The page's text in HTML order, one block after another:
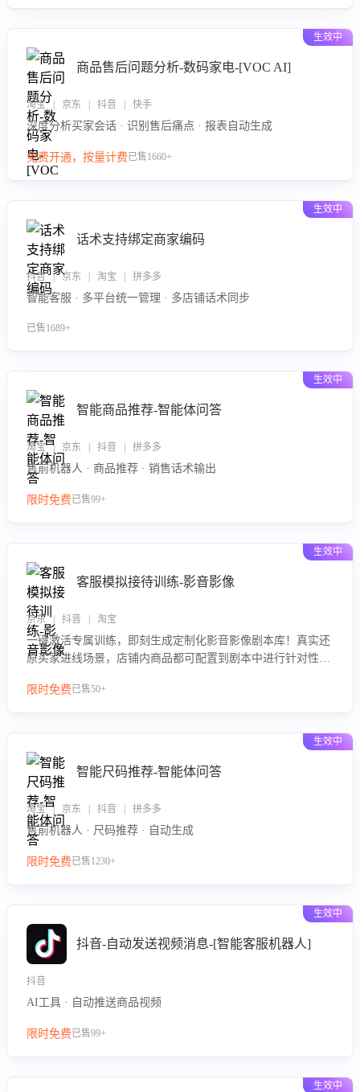
生效中
商品售后问题分析-数码家电-[VOC AI]
淘宝 | 京东 | 抖音 | 快手
深度分析买家会话 · 识别售后痛点 · 报表自动生成
免费开通，按量计费已售1660+
生效中
话术支持绑定商家编码
抖音 | 京东 | 淘宝 | 拼多多
智能客服 · 多平台统一管理 · 多店铺话术同步
已售1689+
生效中
智能商品推荐-智能体问答
淘宝 | 京东 | 抖音 | 拼多多
售前机器人 · 商品推荐 · 销售话术输出
限时免费已售99+
生效中
客服模拟接待训练-影音影像
京东 | 抖音 | 淘宝
一键激活专属训练，即刻生成定制化影音影像剧本库！真实还
原买家进线场景，店铺内商品都可配置到剧本中进行针对性训
即开通”，快速获取影音影像类目剧本，一键开启客服培训。
限时免费已售50+
生效中
智能尺码推荐-智能体问答
淘宝 | 京东 | 抖音 | 拼多多
售前机器人 · 尺码推荐 · 自动生成
限时免费已售1230+
生效中
抖音-自动发送视频消息-[智能客服机器人]
抖音
AI工具 · 自动推送商品视频
限时免费已售99+
生效中